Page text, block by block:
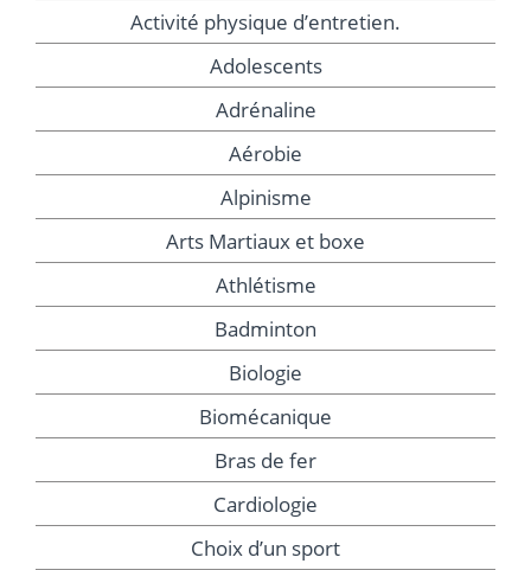
Activité physique d’entretien.
Adolescents
Adrénaline
Aérobie
Alpinisme
Arts Martiaux et boxe
Athlétisme
Badminton
Biologie
Biomécanique
Bras de fer
Cardiologie
Choix d’un sport